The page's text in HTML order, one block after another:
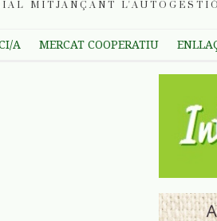
MITJANÇANT
A MERCAT COOPERATIU